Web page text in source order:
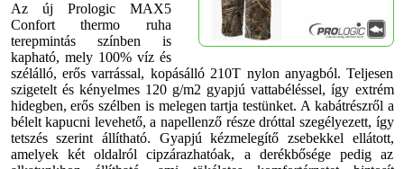
Az új Prologic MAX5
Confort thermo ruha
terepmintás színben is
kapható, mely 100% víz és
szélálló, erős varrással, kopásálló 210T nylon anyagból. Teljesen
szigetelt és kényelmes 120 g/m2 gyapjú vattabéléssel, így extrém
hidegben, erős szélben is melegen tartja testünket. A kabátrészről a
bélelt kapucni levehető, a napellenző része dróttal szegélyezett, így
tetszés szerint állítható. Gyapjú kézmelegítő zsebekkel ellátott,
amelyek két oldalról cipzárazhatóak, a derékbősége pedig az